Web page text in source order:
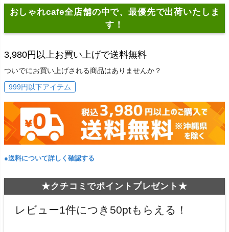
おしゃれcafe全店舗の中で、最優先で出荷いたしま
す！
3,980円以上お買い上げで送料無料
ついでにお買い上げされる商品はありませんか？
999円以下アイテム
●送料について詳しく確認する
★クチコミでポイントプレゼント★
レビュー1件につき50ptもらえる！